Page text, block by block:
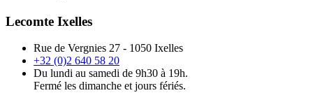
Lecomte Ixelles
Rue de Vergnies 27 - 1050 Ixelles
+32 (0)2 640 58 20
Du lundi au samedi de 9h30 à 19h.
Fermé les dimanche et jours fériés.